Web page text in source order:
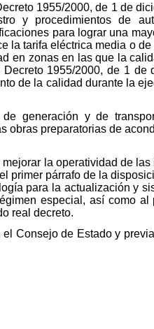
1955/2000, de 1 de
y procedimientos de
para lograr una
la tarifa eléctrica media o
en zonas en las que la
1955/2000, de 1 de
de la calidad durante la
generación y de
obras preparatorias de
la operatividad de
primer párrafo de la
para la actualización y
especial, así como al
real decreto.
Consejo de Estado y